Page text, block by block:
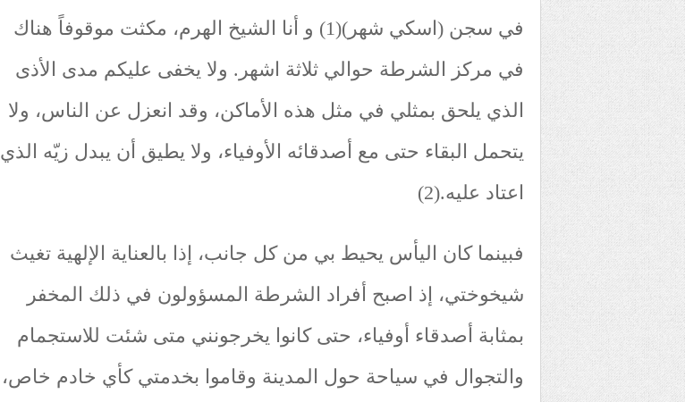
في سجن (اسكي شهر)(1) و أنا الشيخ الهرم، مكثت موقوفاً هناك
في مركز الشرطة حوالي ثلاثة اشهر. ولا يخفى عليكم مدى الأذى
الذي يلحق بمثلي في مثل هذه الأماكن، وقد انعزل عن الناس، ولا
يتحمل البقاء حتى مع أصدقائه الأوفياء، ولا يطيق أن يبدل زيّه الذي
اعتاد عليه.(2)
فبينما كان اليأس يحيط بي من كل جانب، إذا بالعناية الإلهية تغيث
شيخوختي، إذ اصبح أفراد الشرطة المسؤولون في ذلك المخفر
بمثابة أصدقاء أوفياء، حتى كانوا يخرجونني متى شئت للاستجمام
والتجوال في سياحة حول المدينة وقاموا بخدمتي كأي خادم خاص،